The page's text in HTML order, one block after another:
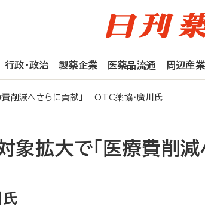
行政・政治 製薬企業 医薬品流通 周辺産業
費削減へさらに貢献」 OTC薬協・廣川氏
象拡大で「医療費削
氏